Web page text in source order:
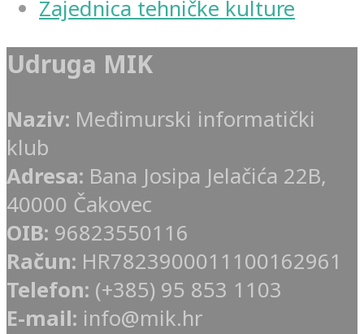
Zajednica tehničke kulture
Udruga MIK
Naziv: Međimurski informatički
klub
Adresa: Bana Josipa Jelačića 22B,
40000 Čakovec
OIB: 96823550116
Račun: HR7823900011100162961
Telefon: (+385) 95 853 1103
E-mail: info@mik.hr